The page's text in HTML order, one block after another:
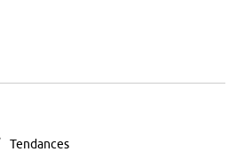
Tendances